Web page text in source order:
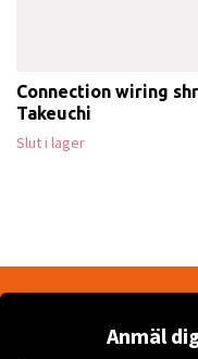
Connection wiring
Takeuchi
Slut i lager
Anmäl